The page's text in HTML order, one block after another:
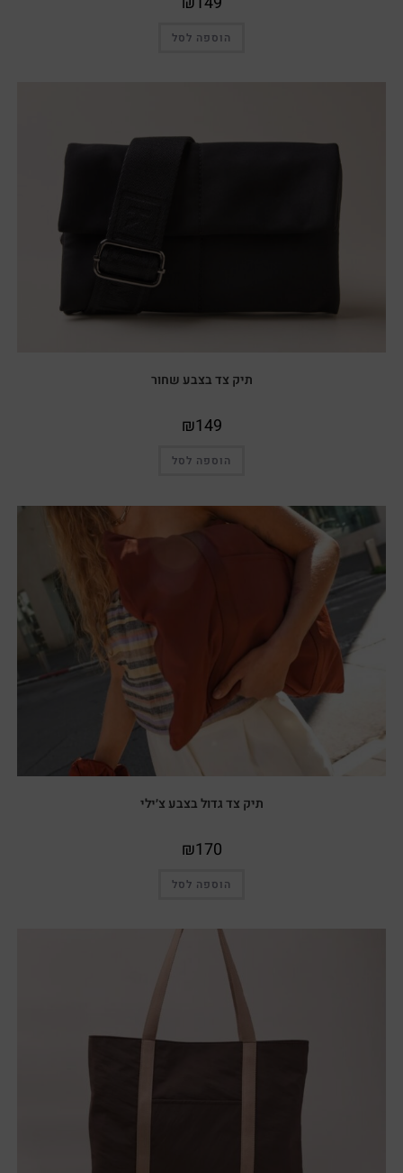
הוספה לסל
תיק צד בצבע שחור
₪149
הוספה לסל
תיק צד גדול בצבע צ׳ילי
₪170
הוספה לסל